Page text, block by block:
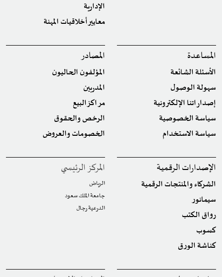
الإدارية
معايير أخلاقيات المهنة
المساعدة
الأسئلة الشائعة
سهولة الوصول
إصداراتنا الإلكترونية
سياسة الخصوصية
سياسة الاستخدام
المصادر
المؤلفون الحاليون
المدربين
مراكز البيع
الرخص والحقوق
الخصومات والعروض
الإصدارات الرقمية
الشركاء والمنتجات الرقمية
سيمانور
رواق الكتب
كسوب
كناشة الورق
المركز الرئيسي
الرياض
جامعة الملك سعود
الدرعية رجال